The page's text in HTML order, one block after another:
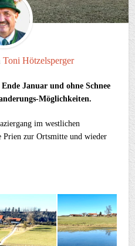
Toni Hötzelsperger
Januar und ohne Schnee
Möglichkeiten.
im westlichen
Prien zur Ortsmitte und wieder